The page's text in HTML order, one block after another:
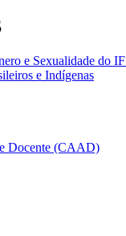
e Sexualidade do
e Indígenas
Docente (CAAD)